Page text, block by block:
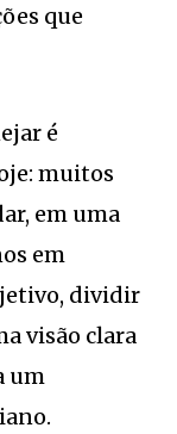
que
é
muitos
em uma
em
dividir
visão clara
um